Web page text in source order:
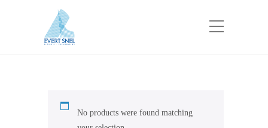
No products were found matching